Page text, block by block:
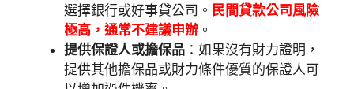
選擇銀行或好事貸公司。 民間貸款公司風險
極高，通常不建議申辦 。
提供保證人或擔保品 ：如果沒有財力證明，
提供其他擔保品或財力條件優質的保證人可